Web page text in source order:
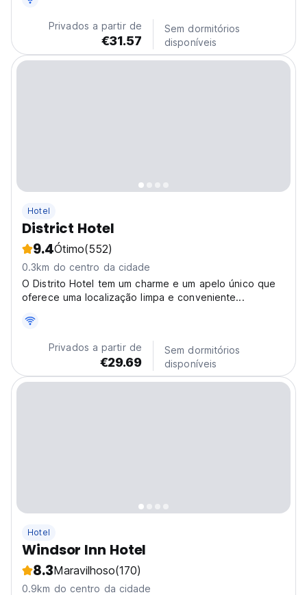
Privados a partir de
€31.57
Sem dormitórios
disponíveis
Hotel
District Hotel
9.4Ótimo(552)
0.3km do centro da cidade
O Distrito Hotel tem um charme e um apelo único que
oferece uma localização limpa e conveniente...
Privados a partir de
€29.69
Sem dormitórios
disponíveis
Hotel
Windsor Inn Hotel
8.3Maravilhoso(170)
0.9km do centro da cidade